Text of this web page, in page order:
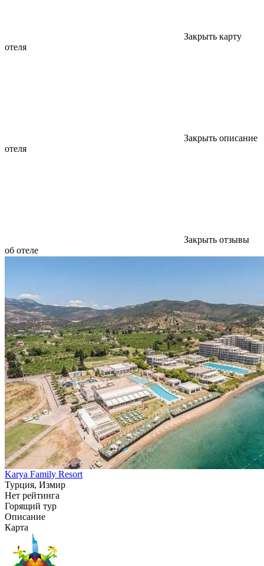
Закрыть карту
отеля
Закрыть описание
отеля
Закрыть отзывы
об отеле
Karya Family Resort
Турция, Измир
Нет рейтинга
Горящий тур
Описание
Карта